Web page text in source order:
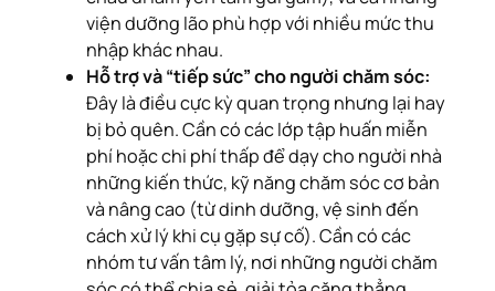
viện dưỡng lão phù hợp với nhiều mức thu
nhập khác nhau.
Hỗ trợ và “tiếp sức” cho người chăm sóc:
Đây là điều cực kỳ quan trọng nhưng lại hay
bị bỏ quên. Cần có các lớp tập huấn miễn
phí hoặc chi phí thấp để dạy cho người nhà
những kiến thức, kỹ năng chăm sóc cơ bản
và nâng cao (từ dinh dưỡng, vệ sinh đến
cách xử lý khi cụ gặp sự cố). Cần có các
nhóm tư vấn tâm lý, nơi những người chăm